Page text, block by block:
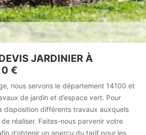
JARDINIER À
0 €
nous servons le département 14100 et
de jardin et d’espace vert. Pour
disposition différents travaux auxquels
réaliser. Faites-nous parvenir votre
d’obtenir un aperçu du tarif pour les